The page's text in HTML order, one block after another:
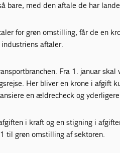
bare, med den aftale de har
for grøn omstilling, får de en
aftaler.
Fra 1. januar skal
Her bliver en krone i afgift
en ældrecheck og
i kraft og en stigning i
til grøn omstilling af sektoren.